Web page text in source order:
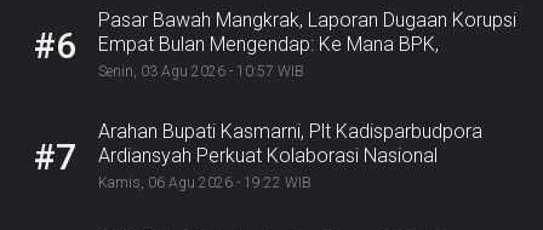
#6
Pasar Bawah Mangkrak, Laporan Dugaan Korupsi
Empat Bulan Mengendap: Ke Mana BPK,
Inspektorat, dan Kejaksaan?
Senin, 03 Agu 2026 - 10:57 WIB
#7
Arahan Bupati Kasmarni, Plt Kadisparbudpora
Ardiansyah Perkuat Kolaborasi Nasional
Sukseskan Ekraforia 2026 dan Bangun Bengkalis
Kamis, 06 Agu 2026 - 19:22 WIB